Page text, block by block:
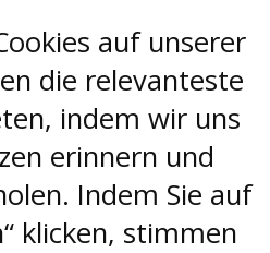
auf unserer
die relevanteste
indem wir uns
erinnern und
Indem Sie auf
klicken, stimmen